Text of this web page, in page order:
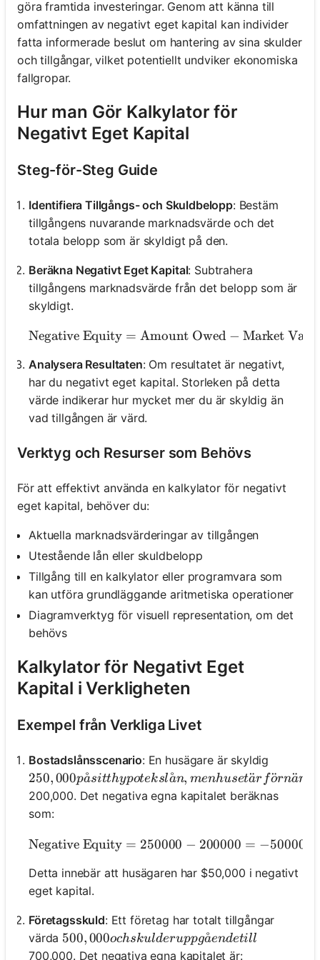
göra framtida investeringar. Genom att känna till
omfattningen av negativt eget kapital kan individer
fatta informerade beslut om hantering av sina skulder
och tillgångar, vilket potentiellt undviker ekonomiska
fallgropar.
Hur man Gör Kalkylator för
Negativt Eget Kapital
Steg-för-Steg Guide
Identifiera Tillgångs- och Skuldbelopp: Bestäm
tillgångens nuvarande marknadsvärde och det
totala belopp som är skyldigt på den.
Beräkna Negativt Eget Kapital: Subtrahera
tillgångens marknadsvärde från det belopp som är
skyldigt.
\text{Negative Equity}
Negative Equity = Amount Owed − Market
Analysera Resultaten: Om resultatet är negativt,
har du negativt eget kapital. Storleken på detta
värde indikerar hur mycket mer du är skyldig än
vad tillgången är värd.
Verktyg och Resurser som Behövs
För att effektivt använda en kalkylator för negativt
eget kapital, behöver du:
Aktuella marknadsvärderingar av tillgången
Utestående lån eller skuldbelopp
Tillgång till en kalkylator eller programvara som
kan utföra grundläggande aritmetiska operationer
Diagramverktyg för visuell representation, om det
behövs
Kalkylator för Negativt Eget
Kapital i Verkligheten
Exempel från Verkliga Livet
Bostadslånsscenario: En husägare är skyldig
250,000 på sitt hypotekslån, men huset är för
250,000pa
˚sitthypoteksla
˚n, menhuseta
¨r fo
¨rna
¨r
200,000. Det negativa egna kapitalet beräknas
som:
\text{Negative Equity} =
Negative Equity = 250000 − 200000 = −50000
Detta innebär att husägaren har $50,000 i negativt
eget kapital.
Företagsskuld: Ett företag har totalt tillgångar
värda 500,000 och skulder uppgående till
500,000ochskulderuppga
˚endetill
700,000. Det negativa egna kapitalet är: